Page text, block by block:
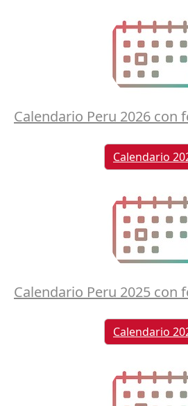
Calendario Peru 2026 con
Calendario
Calendario Peru 2025 con
Calendario